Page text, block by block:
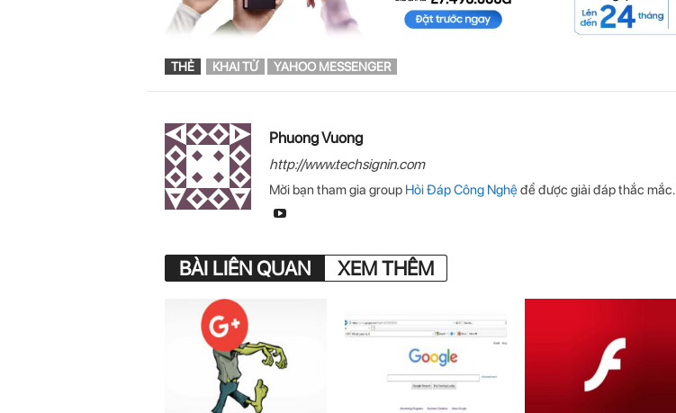
THẺ KHAI TỬ YAHOO MESSENGER
Phuong Vuong
http://www.techsignin.com
Mời bạn tham gia group Hỏi Đáp Công Nghệđể được giải đáp thắc mắc.
BÀI LIÊN QUAN XEM THÊM